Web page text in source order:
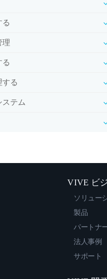
る
理
る
する
ステム
VIVE ビ
ソリュー
製品
パートナ
法人事例
サポート